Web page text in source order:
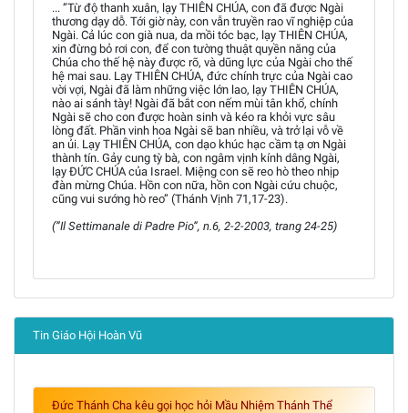
... ”Từ độ thanh xuân, lạy THIÊN CHÚA, con đã được Ngài
thương dạy dỗ. Tới giờ này, con vẫn truyền rao vĩ nghiệp của
Ngài. Cả lúc con già nua, da mồi tóc bạc, lạy THIÊN CHÚA,
xin đừng bỏ rơi con, để con tường thuật quyền năng của
Chúa cho thế hệ này được rõ, và dũng lực của Ngài cho thế
hệ mai sau. Lạy THIÊN CHÚA, đức chính trực của Ngài cao
vời vợi, Ngài đã làm những việc lớn lao, lạy THIÊN CHÚA,
nào ai sánh tày! Ngài đã bắt con nếm mùi tân khổ, chính
Ngài sẽ cho con được hoàn sinh và kéo ra khỏi vực sâu
lòng đất. Phần vinh hoa Ngài sẽ ban nhiều, và trở lại vỗ về
an ủi. Lạy THIÊN CHÚA, con dạo khúc hạc cầm tạ ơn Ngài
thành tín. Gảy cung tỳ bà, con ngâm vịnh kính dâng Ngài,
lạy ĐỨC CHÚA của Israel. Miệng con sẽ reo hò theo nhịp
đàn mừng Chúa. Hồn con nữa, hồn con Ngài cứu chuộc,
cũng vui sướng hò reo” (Thánh Vịnh 71,17-23).
(”Il Settimanale di Padre Pio”, n.6, 2-2-2003, trang 24-25)
Tin Giáo Hội Hoàn Vũ
Đức Thánh Cha kêu gọi học hỏi Mầu Nhiệm Thánh Thể